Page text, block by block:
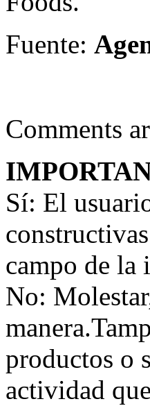
Fuente:
Comments
Sí: El
campo de la
No:
productos o
actividad